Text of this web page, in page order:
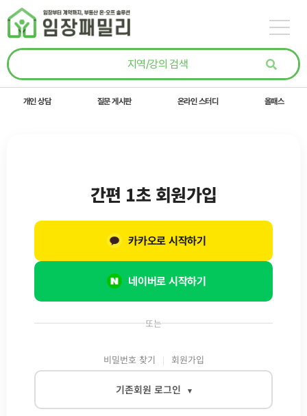
콘텐츠로
건너뛰기
개인 상담 질문 게시판 온라인 스터디 올패스
또는
비밀번호 찾기 회원가입
기존회원 로그인 ▾
간편 1초 회원가입
네이버로 시작하기
카카오로 시작하기